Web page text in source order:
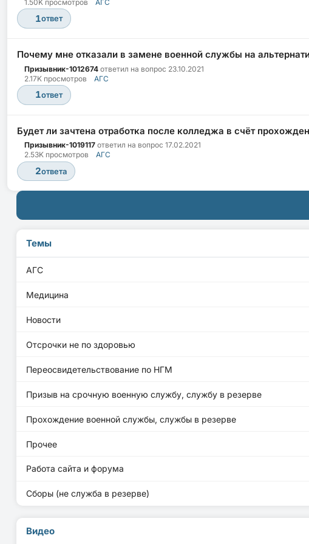
1.50K просмотров АГС
1ответ
Почему мне отказали в замене военной службы на
Призывник-1012674 ответил на вопрос 23.10.2021
2.17K просмотров
АГС
1ответ
Будет ли зачтена отработка после колледжа в счёт
Призывник-1019117 ответил на вопрос 17.02.2021
2.53K просмотров
АГС
2ответа
Темы
АГС
Медицина
Новости
Отсрочки не по здоровью
Переосвидетельствование по НГМ
Призыв на срочную военную службу, службу в резерве
Прохождение военной службы, службы в резерве
Прочее
Работа сайта и форума
Сборы (не служба в резерве)
Видео